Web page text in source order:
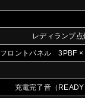
レディランプ点
フロントパネル 3PBF
充電完了音（